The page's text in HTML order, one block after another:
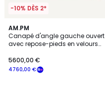
-10% DÈS 2*
AM.PM
Canapé d'angle gauche ouvert
avec repose-pieds en velours
4760,00 €
5600,00 €
8
Couleurs